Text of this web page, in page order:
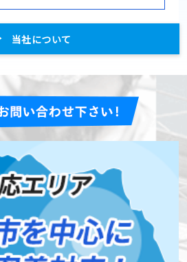
当社について